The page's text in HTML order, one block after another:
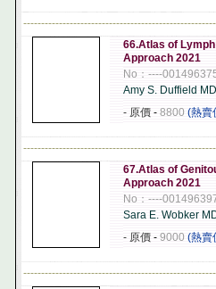
66.Atlas of
Approach 2021
No：----
Amy S. Duffield MD
- 原價 - 8800 (熱賣
67.Atlas of
Approach 2021
No：----
Sara E. Wobker
- 原價 - 9000 (熱賣